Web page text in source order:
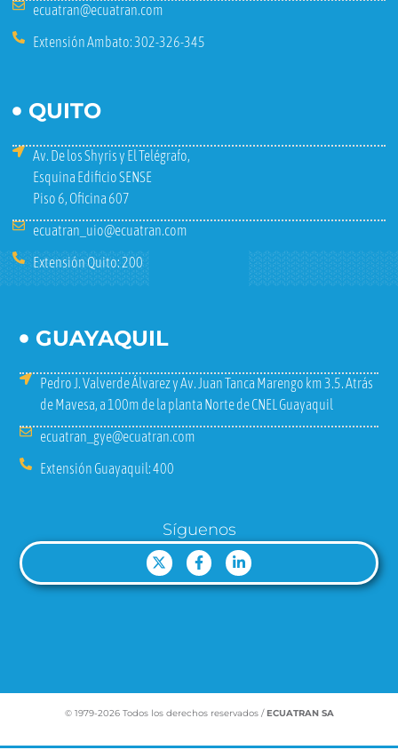
ecuatran@ecuatran.com
Extensión Ambato: 302-326-345
QUITO
Av. De los Shyris y El Telégrafo,
Esquina Edificio SENSE
Piso 6, Oficina 607
ecuatran_uio@ecuatran.com
Extensión Quito: 200
GUAYAQUIL
Pedro J. Valverde Álvarez y Av. Juan Tanca Marengo km 3.5. Atrás
de Mavesa, a 100m de la planta Norte de CNEL Guayaquil
ecuatran_gye@ecuatran.com
Extensión Guayaquil: 400
Síguenos
©1979-2026Todos los derechos reservados /ECUATRAN SA